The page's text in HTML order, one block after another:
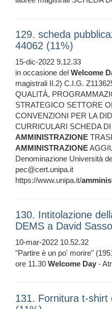
129. scheda
44062 (11%)
15-dic-2022 9.12.33
in occasione del Welcome
magistrali II.2) C.I.G.
QUALITÀ,
STRATEGICO SETTORE
CONVENZIONI PER LA
CURRICULARI SCHEDA
AMMINISTRAZIONE
AMMINISTRAZIONE
Denominazione Università
pec@cert.unipa.it
https://www.unipa.it/
130. Intitolazione
DEMS a David
10-mar-2022 10.52.32
"Partire è un po' morire"
ore 11.30 Welcome Day -
131. Fornitura t-shirt